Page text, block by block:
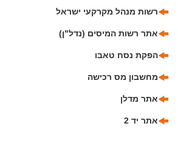
רשות מנהל מקרקעי ישראל
אתר רשות המיסים (נדל"ן)
הפקת נסח טאבו
מחשבון מס רכישה
אתר מדלן
אתר יד 2